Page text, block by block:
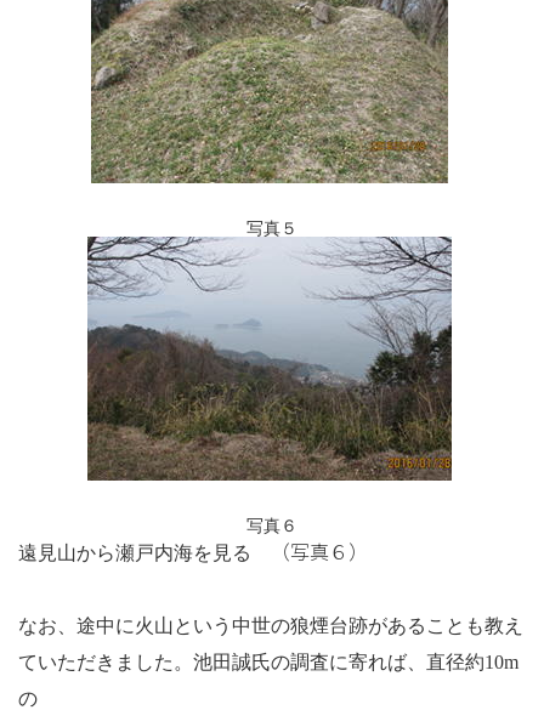
写真５
写真６
遠見山から瀬戸内海を見る （写真６）
なお、途中に火山という中世の狼煙台跡があることも教え
ていただきました。池田誠氏の調査に寄れば、直径約10m
の